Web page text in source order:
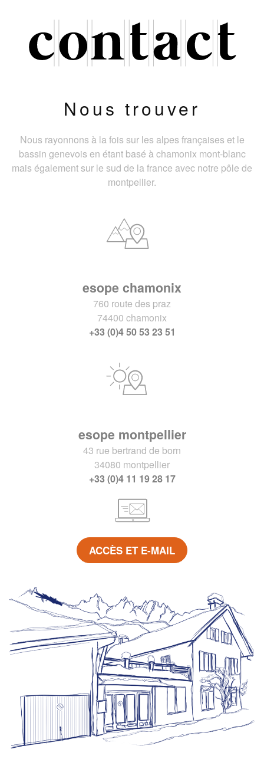
Nous trouver
Nous rayonnons à la fois sur les alpes françaises et le
bassin genevois en étant basé à chamonix mont-blanc
mais également sur le sud de la france avec notre pôle de
montpellier.
esope chamonix
760 route des praz
74400 chamonix
+33 (0)4 50 53 23 51
esope montpellier
43 rue bertrand de born
34080 montpellier
+33 (0)4 11 19 28 17
ACCÈS ET E-MAIL